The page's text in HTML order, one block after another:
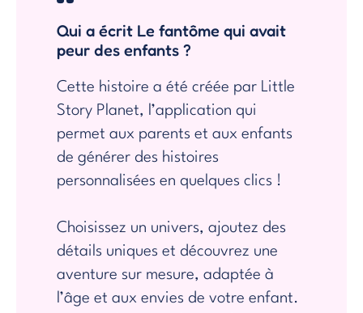
Qui a écrit Le fantôme qui avait
peur des enfants ?
Cette histoire a été créée par Little
Story Planet, l’application qui
permet aux parents et aux enfants
de générer des histoires
personnalisées en quelques clics !
Choisissez un univers, ajoutez des
détails uniques et découvrez une
aventure sur mesure, adaptée à
l’âge et aux envies de votre enfant.